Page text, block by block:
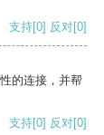
支持[0] 反对[0]
的连接，并帮
支持[0] 反对[0]